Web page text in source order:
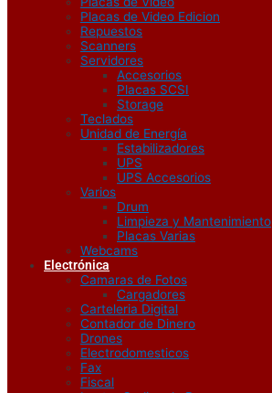
Placas de Video Edicion
Repuestos
Scanners
Servidores
Accesorios
Placas SCSI
Storage
Teclados
Unidad de Energía
Estabilizadores
UPS
UPS Accesorios
Varios
Drum
Limpieza y Mantenimiento
Placas Varias
Webcams
Electrónica
Camaras de Fotos
Cargadores
Carteleria Digital
Contador de Dinero
Drones
Electrodomesticos
Fax
Fiscal